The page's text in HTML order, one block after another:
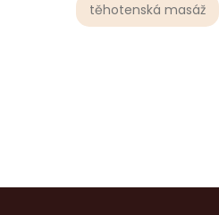
těhotenská masáž